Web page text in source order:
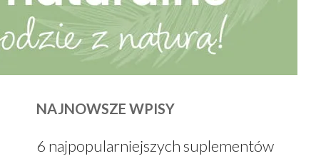
NAJNOWSZE WPISY
6 najpopularniejszych suplementów